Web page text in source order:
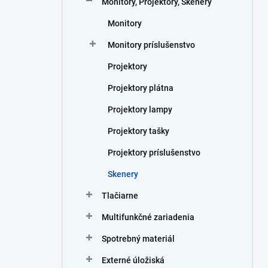
Monitory
Monitory príslušenstvo
Projektory
Projektory plátna
Projektory lampy
Projektory tašky
Projektory príslušenstvo
Skenery
Tlačiarne
Multifunkčné zariadenia
Spotrebný materiál
Externé úložiská